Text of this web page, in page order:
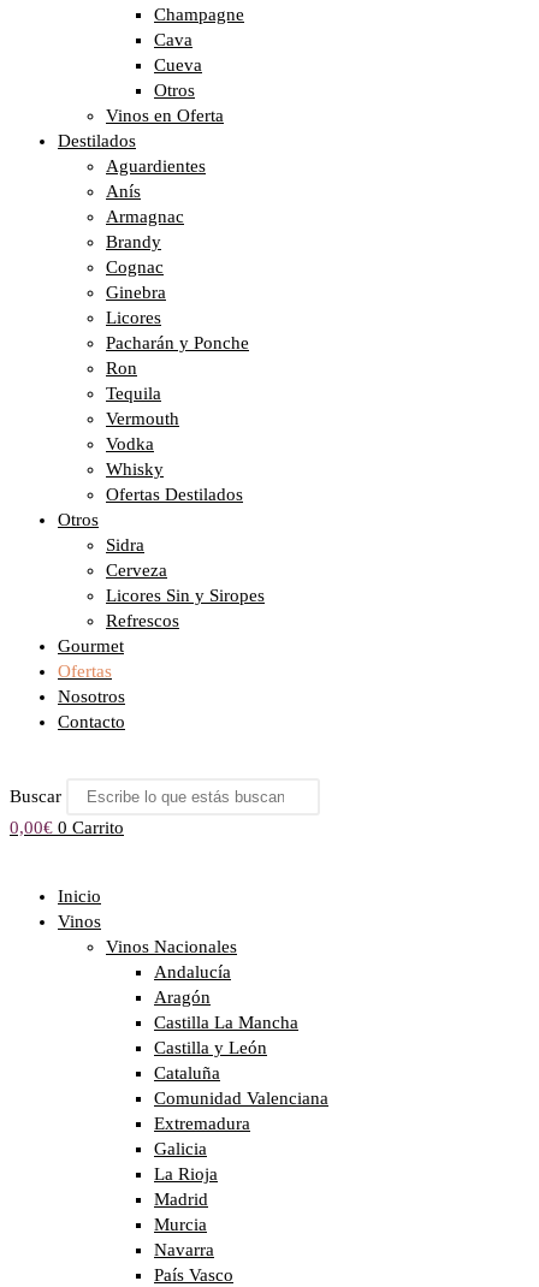
Champagne
Cava
Cueva
Otros
Vinos en Oferta
Destilados
Aguardientes
Anís
Armagnac
Brandy
Cognac
Ginebra
Licores
Pacharán y Ponche
Ron
Tequila
Vermouth
Vodka
Whisky
Ofertas Destilados
Otros
Sidra
Cerveza
Licores Sin y Siropes
Refrescos
Gourmet
Ofertas
Nosotros
Contacto
Buscar
0,00€ 0 Carrito
Inicio
Vinos
Vinos Nacionales
Andalucía
Aragón
Castilla La Mancha
Castilla y León
Cataluña
Comunidad Valenciana
Extremadura
Galicia
La Rioja
Madrid
Murcia
Navarra
País Vasco